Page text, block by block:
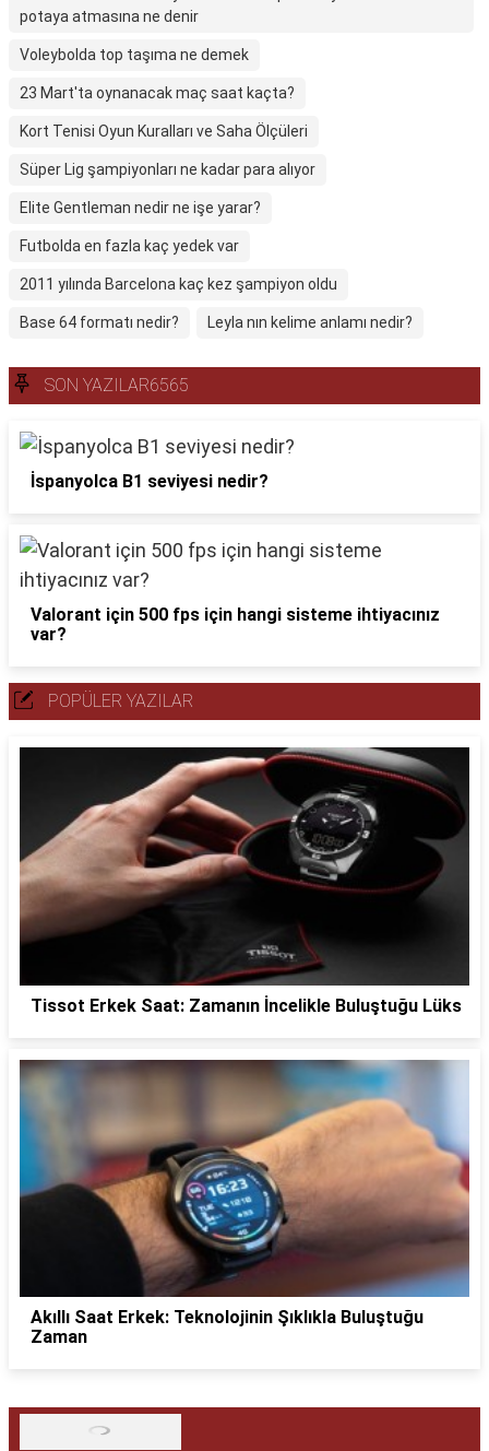
potaya atmasına ne denir
Voleybolda top taşıma ne demek
23 Mart'ta oynanacak maç saat kaçta?
Kort Tenisi Oyun Kuralları ve Saha Ölçüleri
Süper Lig şampiyonları ne kadar para alıyor
Elite Gentleman nedir ne işe yarar?
Futbolda en fazla kaç yedek var
2011 yılında Barcelona kaç kez şampiyon oldu
Base 64 formatı nedir? Leyla nın kelime anlamı nedir?
SON YAZILAR6565
İspanyolca B1 seviyesi nedir?
Valorant için 500 fps için hangi sisteme ihtiyacınız
var?
POPÜLER YAZILAR
Tissot Erkek Saat: Zamanın İncelikle Buluştuğu Lüks
Akıllı Saat Erkek: Teknolojinin Şıklıkla Buluştuğu
Zaman